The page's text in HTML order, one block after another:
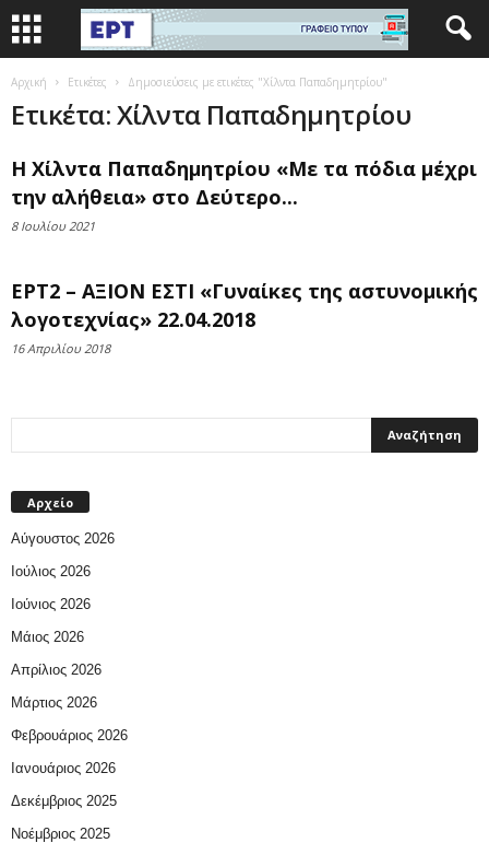
Αρχική Ετικέτες Δημοσιεύσεις με ετικέτες "Χίλντα Παπαδημητρίου"
Ετικέτα: Χίλντα Παπαδημητρίου
Η Χίλντα Παπαδημητρίου «Με τα πόδια μέχρι
την αλήθεια» στο Δεύτερο...
8 Ιουλίου 2021
ΕΡΤ2 – ΑΞΙΟΝ ΕΣΤΙ «Γυναίκες της αστυνομικής
λογοτεχνίας» 22.04.2018
16 Απριλίου 2018
Αρχείο
Αύγουστος 2026
Ιούλιος 2026
Ιούνιος 2026
Μάιος 2026
Απρίλιος 2026
Μάρτιος 2026
Φεβρουάριος 2026
Ιανουάριος 2026
Δεκέμβριος 2025
Νοέμβριος 2025